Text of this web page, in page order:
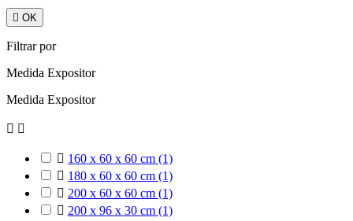
 OK
Filtrar por
Medida Expositor
Medida Expositor
 
 160 x 60 x 60 cm (1)
 180 x 60 x 60 cm (1)
 200 x 60 x 60 cm (1)
 200 x 96 x 30 cm (1)